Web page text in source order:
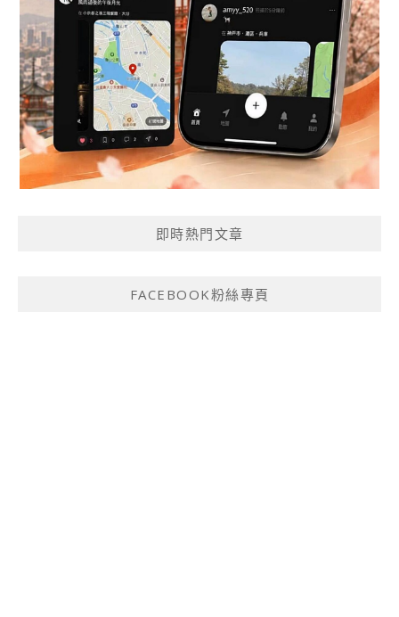
即時熱門文章
FACEBOOK粉絲專頁